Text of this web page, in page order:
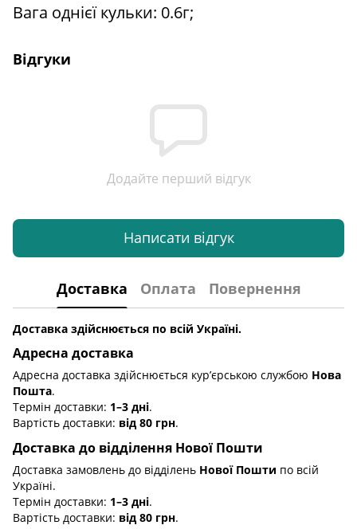
Вага однієї кульки: 0.6г;
Відгуки
Додайте перший відгук
Написати відгук
Доставка Оплата Повернення
Доставка здійснюється по всій Україні.
Адресна доставка
Адресна доставка здійснюється кур’єрською службою Нова
Пошта.
Термін доставки: 1–3 дні.
Вартість доставки: від 80 грн.
Доставка до відділення Нової Пошти
Доставка замовлень до відділень Нової Пошти по всій
Україні.
Термін доставки: 1–3 дні.
Вартість доставки: від 80 грн.